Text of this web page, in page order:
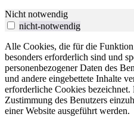
Nicht notwendig
nicht-notwendig
Alle Cookies, die für die
besonders erforderlich sind und
personenbezogener Daten des
und andere eingebettete Inhalte
erforderliche Cookies
Zustimmung des Benutzers
einer Website ausgeführt werden.